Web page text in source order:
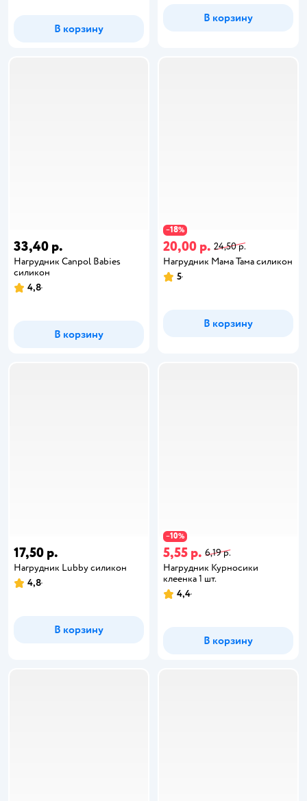
В корзину
В корзину
33,40 р.
Нагрудник Canpol Babies
силикон
4,8
В корзину
−18%
20,00 р. 24,50 р.
Нагрудник Мама Тама силикон
5
В корзину
17,50 р.
Нагрудник Lubby силикон
4,8
В корзину
−10%
5,55 р. 6,19 р.
Нагрудник Курносики
клеенка 1 шт.
4,4
В корзину